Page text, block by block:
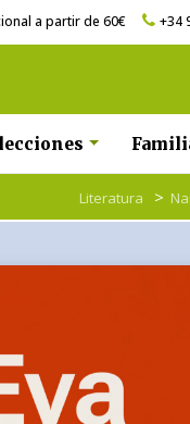
a partir de 60€ +34
Literatura >